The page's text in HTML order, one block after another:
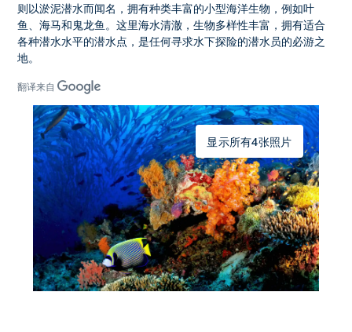
则以淤泥潜水而闻名，拥有种类丰富的小型海洋生物，例如叶
鱼、海马和鬼龙鱼。这里海水清澈，生物多样性丰富，拥有适合
各种潜水水平的潜水点，是任何寻求水下探险的潜水员的必游之
地。
翻译来自
显示所有4张照片